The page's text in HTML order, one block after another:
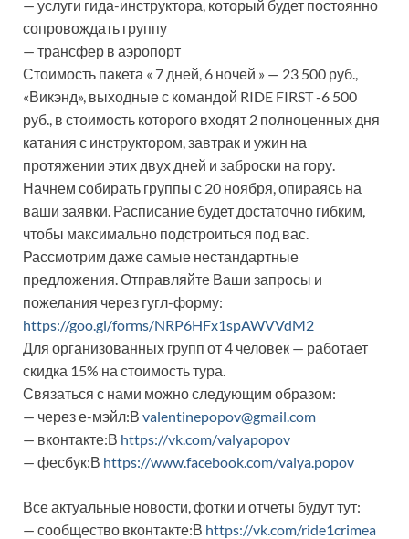
— услуги гида-инструктора, который будет постоянно
сопровождать группу
— трансфер в аэропорт
Стоимость пакета « 7 дней, 6 ночей » — 23 500 руб.,
«Викэнд», выходные с командой RIDE FIRST -6 500
руб., в стоимость которого входят 2 полноценных дня
катания с инструктором, завтрак и ужин на
протяжении этих двух дней и заброски на гору.
Начнем собирать группы с 20 ноября, опираясь на
ваши заявки. Расписание будет достаточно гибким,
чтобы максимально подстроиться под вас.
Рассмотрим даже самые нестандартные
предложения. Отправляйте Ваши запросы и
пожелания через гугл-форму:
https://goo.gl/forms/NRP6HFx1spAWVVdM2
Для организованных групп от 4 человек — работает
скидка 15% на стоимость тура.
Связаться с нами можно следующим образом:
— через е-мэйл:В valentinepopov@gmail.com
— вконтакте:В https://vk.com/valyapopov
— фесбук:В https://www.facebook.com/valya.popov
Все актуальные новости, фотки и отчеты будут тут:
— сообщество вконтакте:В https://vk.com/ride1crimea